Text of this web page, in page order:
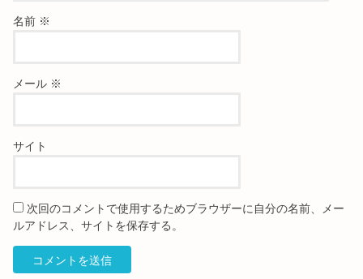
名前 ※
メール ※
サイト
次回のコメントで使用するためブラウザーに自分の名前、メー
ルアドレス、サイトを保存する。